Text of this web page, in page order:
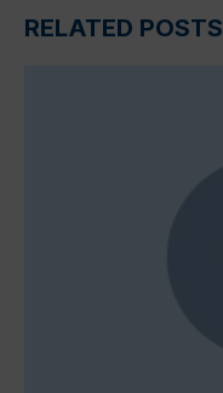
RELATED POSTS